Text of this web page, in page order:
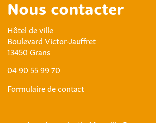
Nous contacter
Hôtel de ville
Boulevard Victor-Jauffret
13450 Grans
04 90 55 99 70
Formulaire de contact